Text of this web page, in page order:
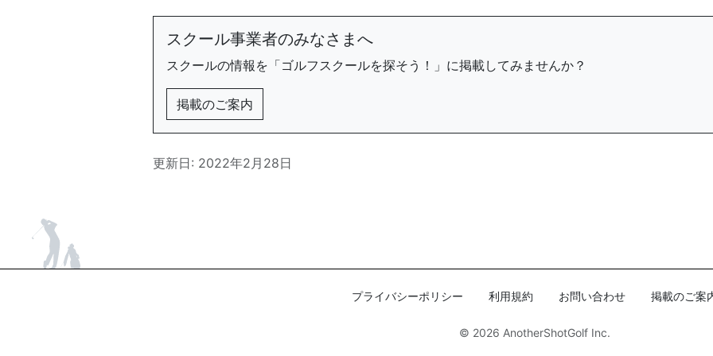
スクール事業者のみなさまへ
スクールの情報を「ゴルフスクールを探そう！」に掲載してみませんか？
掲載のご案内
更新日: 2022年2月28日
プライバシーポリシー 利用規約 お問い合わせ 掲載のご案
© 2026 AnotherShotGolf Inc.